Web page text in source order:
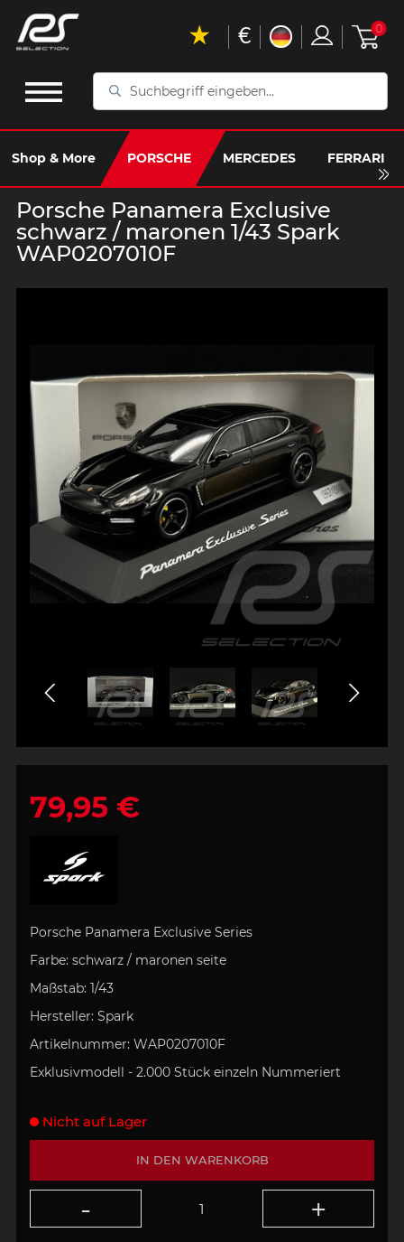
Suchbegriff
Shop & More PORSCHE MERCEDES FERRARI
€ 0
Porsche Panamera Exclusive
schwarz / maronen 1/43 Spark
WAP0207010F
79,95 €
Porsche Panamera Exclusive Series
Farbe: schwarz / maronen seite
Maßstab: 1/43
Hersteller: Spark
Artikelnummer: WAP0207010F
Exklusivmodell - 2.000 Stück einzeln Nummeriert
IN DEN WARENKORB
Nicht auf Lager